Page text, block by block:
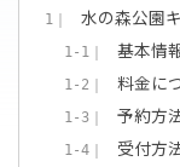
1｜ 水の森公園
1-1｜ 基本情
1-2｜ 料金に
1-3｜ 予約方
1-4｜ 受付方